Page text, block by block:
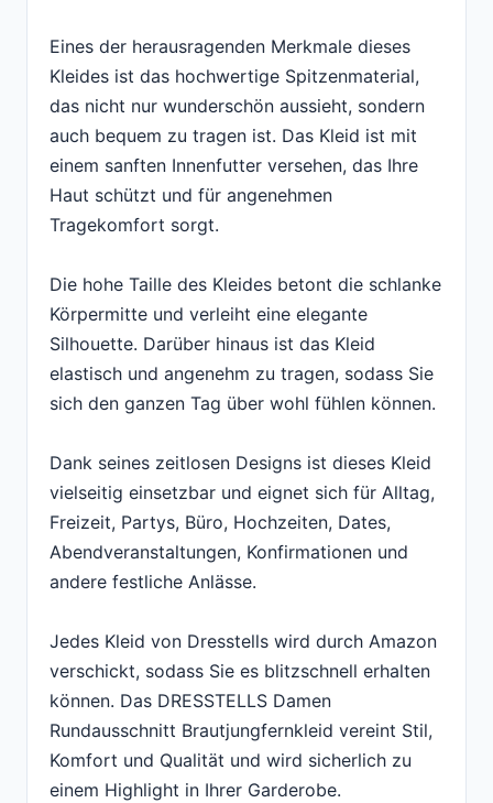
Eines der herausragenden Merkmale dieses
Kleides ist das hochwertige Spitzenmaterial,
das nicht nur wunderschön aussieht, sondern
auch bequem zu tragen ist. Das Kleid ist mit
einem sanften Innenfutter versehen, das Ihre
Haut schützt und für angenehmen
Tragekomfort sorgt.
Die hohe Taille des Kleides betont die schlanke
Körpermitte und verleiht eine elegante
Silhouette. Darüber hinaus ist das Kleid
elastisch und angenehm zu tragen, sodass Sie
sich den ganzen Tag über wohl fühlen können.
Dank seines zeitlosen Designs ist dieses Kleid
vielseitig einsetzbar und eignet sich für Alltag,
Freizeit, Partys, Büro, Hochzeiten, Dates,
Abendveranstaltungen, Konfirmationen und
andere festliche Anlässe.
Jedes Kleid von Dresstells wird durch Amazon
verschickt, sodass Sie es blitzschnell erhalten
können. Das DRESSTELLS Damen
Rundausschnitt Brautjungfernkleid vereint Stil,
Komfort und Qualität und wird sicherlich zu
einem Highlight in Ihrer Garderobe.